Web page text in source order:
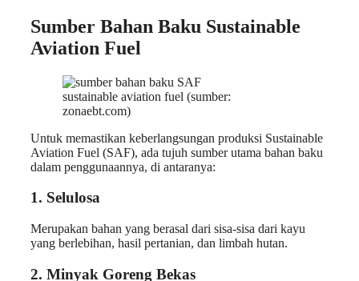
Sumber Bahan Baku Sustainable
Aviation Fuel
sustainable aviation fuel (sumber:
zonaebt.com)
Untuk memastikan keberlangsungan produksi Sustainable
Aviation Fuel (SAF), ada tujuh sumber utama bahan baku
dalam penggunaannya, di antaranya:
1. Selulosa
Merupakan bahan yang berasal dari sisa-sisa dari kayu
yang berlebihan, hasil pertanian, dan limbah hutan.
2. Minyak Goreng Bekas